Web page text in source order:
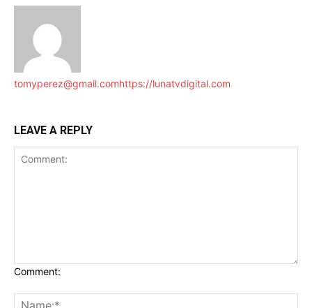
tomyperez@gmail.comhttps://lunatvdigital.com
LEAVE A REPLY
Comment: